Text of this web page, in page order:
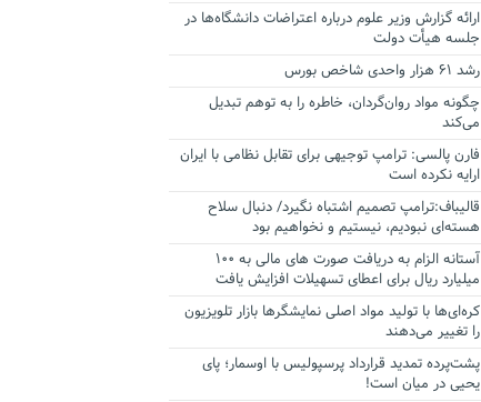
ارائه گزارش وزیر علوم درباره اعتراضات دانشگاه‌ها در
جلسه هیأت دولت
رشد ۶۱ هزار واحدی شاخص بورس
چگونه مواد روان‌گردان، خاطره را به توهم تبدیل
می‌کند
فارن پالسی: ترامپ توجیهی برای تقابل نظامی با ایران
ارایه نکرده است
قالیباف:ترامپ تصمیم اشتباه نگیرد/ دنبال سلاح
هسته‌ای نبودیم، نیستیم و نخواهیم بود
آستانه الزام به دریافت صورت های مالی به ۱۰۰
میلیارد ریال برای اعطای تسهیلات افزایش یافت
کره‌ای‌ها با تولید مواد اصلی نمایشگرها بازار تلویزیون
را تغییر می‌دهند
پشت‌پرده تمدید قرارداد پرسپولیس با اوسمار؛ پای
یحیی در میان است!